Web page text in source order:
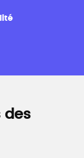
des
visites et